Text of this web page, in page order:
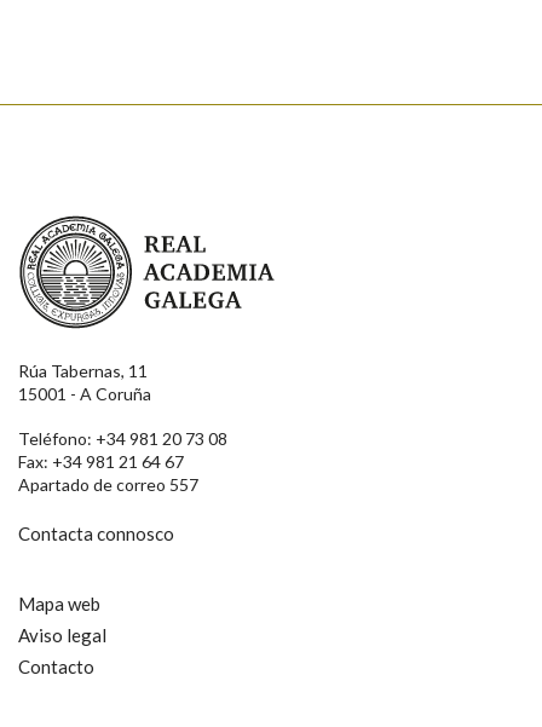
Real Academia Galega
Rúa Tabernas, 11
15001 - A Coruña
Teléfono: +34 981 20 73 08
Fax: +34 981 21 64 67
Apartado de correo 557
Contacta connosco
Mapa web
Aviso legal
Contacto